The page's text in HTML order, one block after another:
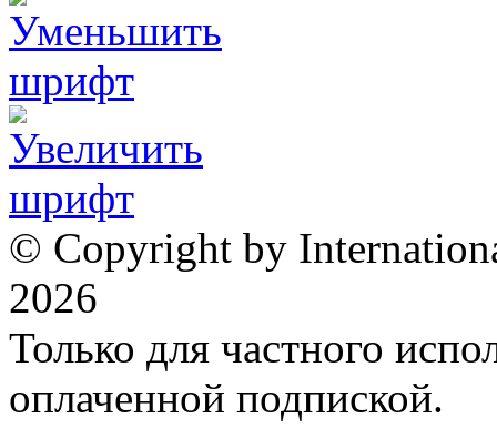
© Copyright by
2026
Только для частного
оплаченной подпиской.